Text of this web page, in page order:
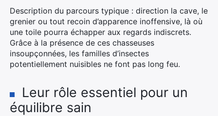
Description du parcours typique : direction la cave, le
grenier ou tout recoin d’apparence inoffensive, là où
une toile pourra échapper aux regards indiscrets.
Grâce à la présence de ces chasseuses
insoupçonnées, les familles d’insectes
potentiellement nuisibles ne font pas long feu.
Leur rôle essentiel pour un
équilibre sain